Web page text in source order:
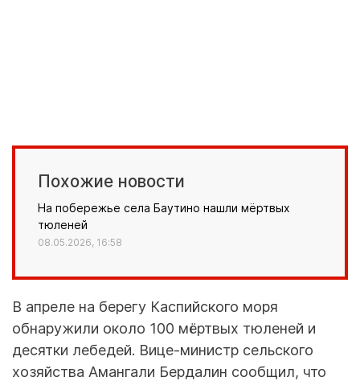
Похожие новости
На побережье села Баутино нашли мёртвых
тюленей
08.05.2026, 16:58
В апреле на берегу Каспийского моря
обнаружили около 100 мёртвых тюленей и
десятки лебедей. Вице-министр сельского
хозяйства Амангали Бердалин сообщил, что